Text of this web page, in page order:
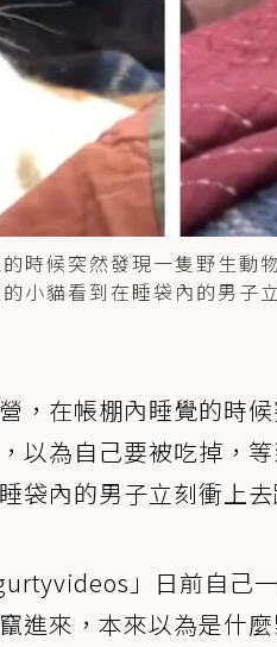
時候突然發現一隻野生動
小貓看到在睡袋內的男子
，在帳棚內睡覺的時
以為自己要被吃掉，
袋內的男子立刻衝上去
」日前自己
進來，本來以為是什